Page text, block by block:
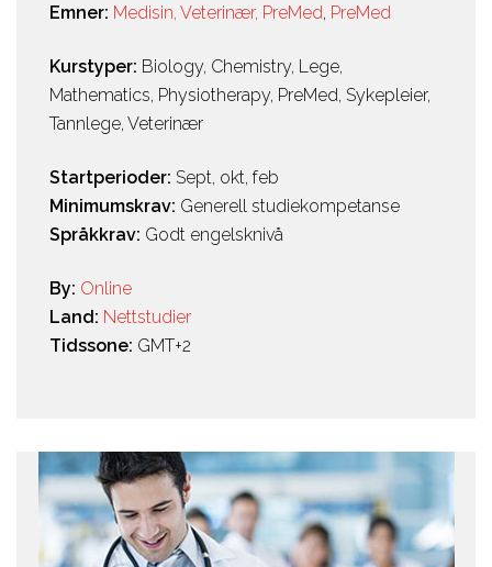
Emner: Medisin, Veterinær, PreMed, PreMed
Kurstyper: Biology, Chemistry, Lege,
Mathematics, Physiotherapy, PreMed, Sykepleier,
Tannlege, Veterinær
Startperioder: Sept, okt, feb
Minimumskrav: Generell studiekompetanse
Språkkrav: Godt engelsknivå
By: Online
Land: Nettstudier
Tidssone: GMT+2